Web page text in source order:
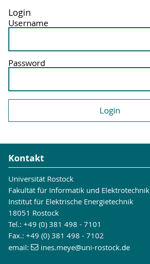
Login
Username
Password
Kontakt
Universität Rostock
Fakultät für Informatik und Elektrotechnik
Institut für Elektrische Energietechnik
18051 Rostock
Tel.: +49 (0) 381 498 - 7101
Fax.: +49 (0) 381 498 - 7102
email:
ines.meye@uni-rostock.de